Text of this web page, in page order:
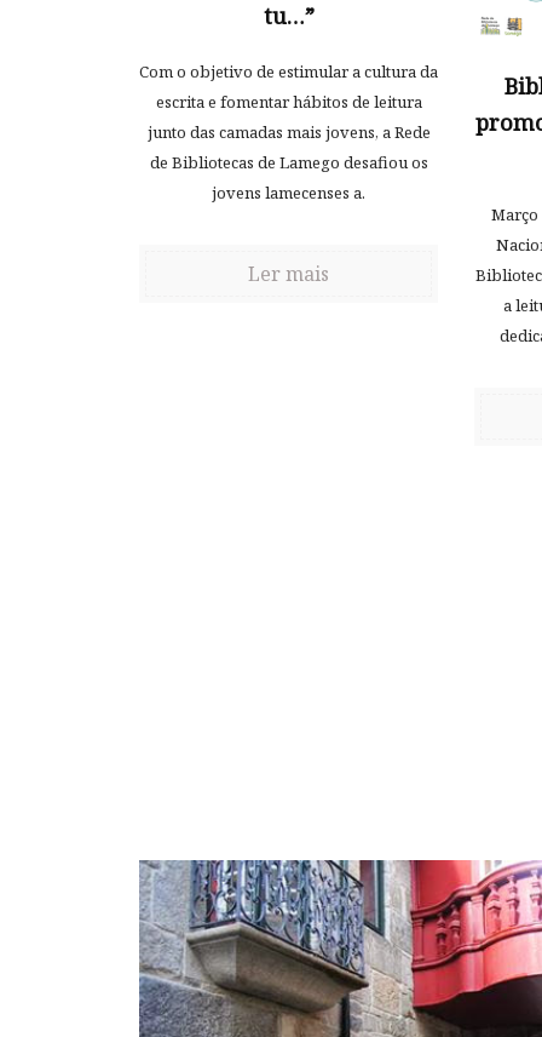
tu…”
Com o objetivo de estimular a cultura da
escrita e fomentar hábitos de leitura
junto das camadas mais jovens, a Rede
de Bibliotecas de Lamego desafiou os
jovens lamecenses a.
Ler mais
Março
a